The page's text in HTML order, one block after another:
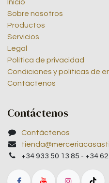
Inicio
Sobre nosotros
Productos
Servicios
Legal
Política de privacidad
Condiciones y politicas de
Contáctenos
Contáctenos
Contáctenos
+34 933 50 13 85 - +34